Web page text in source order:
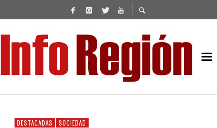
DESTACADAS SOCIEDAD